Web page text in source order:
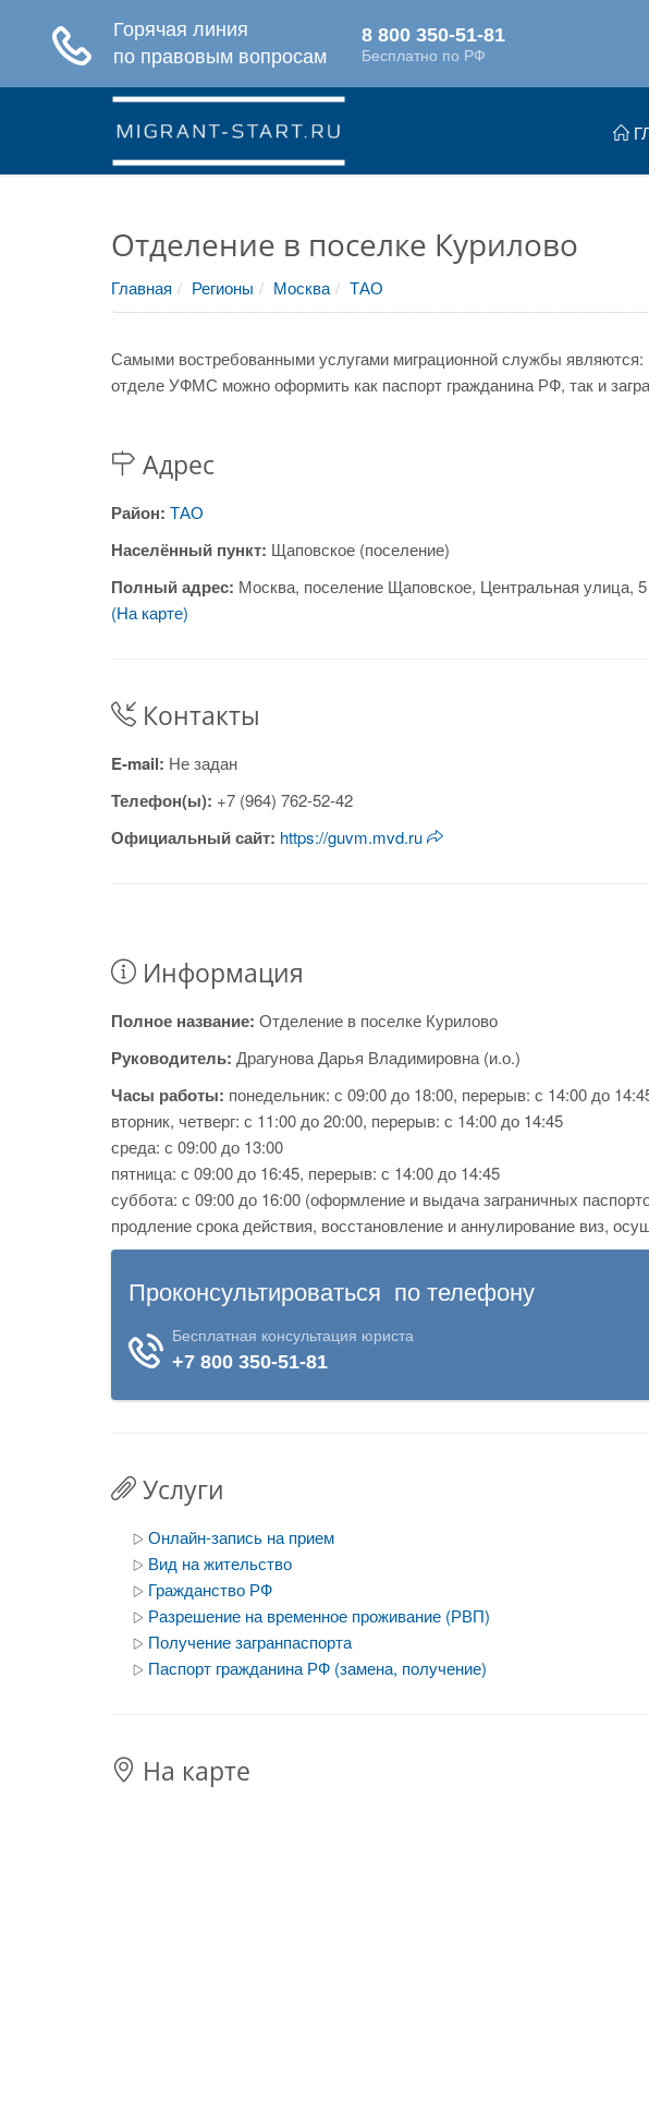
Отделение в поселке Курилово
Главная Регионы Москва ТАО
Самыми востребованными услугами миграционной службы
отделе УФМС можно оформить как паспорт гражданина РФ, так и
Адрес
Район: ТАО
Населённый пункт: Щаповское (поселение)
Полный адрес: Москва, поселение Щаповское, Центральная улица, 5
(На карте)
Контакты
E-mail: Не задан
Телефон(ы): +7 (964) 762-52-42
Официальный сайт: https://guvm.mvd.ru
Информация
Полное название: Отделение в поселке Курилово
Руководитель: Драгунова Дарья Владимировна (и.о.)
Часы работы: понедельник: с 09:00 до 18:00, перерыв: с 14:00 до
вторник, четверг: с 11:00 до 20:00, перерыв: с 14:00 до 14:45
среда: с 09:00 до 13:00
пятница: с 09:00 до 16:45, перерыв: с 14:00 до 14:45
суббота: с 09:00 до 16:00 (оформление и выдача заграничных
продление срока действия, восстановление и аннулирование виз,
Услуги
Онлайн-запись на прием
Вид на жительство
Гражданство РФ
Разрешение на временное проживание (РВП)
Получение загранпаспорта
Паспорт гражданина РФ (замена, получение)
На карте